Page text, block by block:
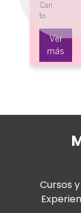
Cursos